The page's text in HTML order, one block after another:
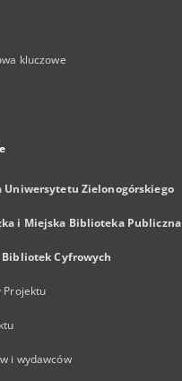
kluczowe
Uniwersytetu Zielonogórskiego
i Miejska Biblioteka Publiczna
Bibliotek Cyfrowych
Projektu
i wydawców